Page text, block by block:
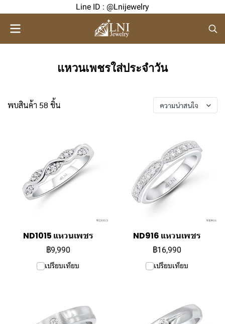
Line ID : @Lnijewelry
แหวนเพชรใส่ประจำวัน
พบสินค้า 58 ชิ้น ความน่าสนใจ
ND1015 แหวนเพชร
฿9,990
เปรียบเทียบ
ND916 แหวนเพชร
฿16,990
เปรียบเทียบ